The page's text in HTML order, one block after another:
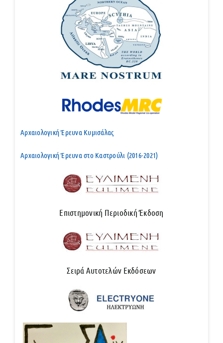
Αρχαιολογική Έρευνα Κυμισάλας
Αρχαιολογική Έρευνα στο Καστρούλι (2016-2021)
Επιστημονική Περιοδική Έκδοση
Σειρά Αυτοτελών Εκδόσεων